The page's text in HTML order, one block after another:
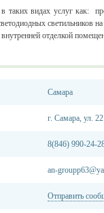
таких видах услуг как:
светильников
отделкой
Самара
г. Самара, ул.
8(846) 990-24-
an-
Отправить